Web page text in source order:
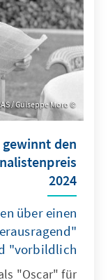
/ Guiseppe Moro
den
2024
über einen
"vorbildlich"
"Oscar" für